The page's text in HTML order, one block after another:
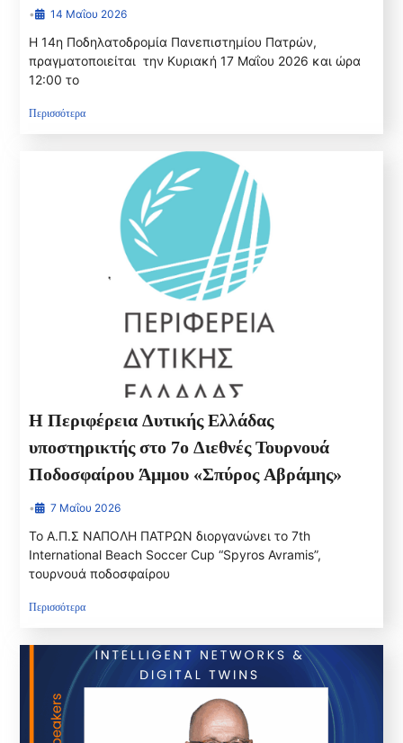
• 14 Μαΐου 2026
Η 14η Ποδηλατοδρομία Πανεπιστημίου Πατρών,
πραγματοποιείται την Κυριακή 17 Μαΐου 2026 και ώρα
12:00 το
Περισσότερα
Η Περιφέρεια Δυτικής Ελλάδας
υποστηρικτής στο 7ο Διεθνές Τουρνουά
Ποδοσφαίρου Άμμου «Σπύρος Αβράμης»
• 7 Μαΐου 2026
Το Α.Π.Σ ΝΑΠΟΛΗ ΠΑΤΡΩΝ διοργανώνει το 7th
International Beach Soccer Cup “Spyros Avramis”,
τουρνουά ποδοσφαίρου
Περισσότερα